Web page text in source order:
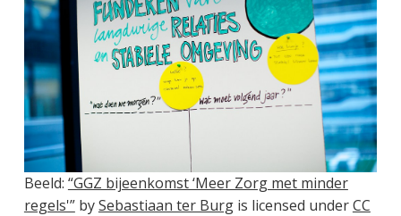
Beeld: “GGZ bijeenkomst ‘Meer Zorg met minder
regels'”bySebastiaan ter Burgis licensed underCC